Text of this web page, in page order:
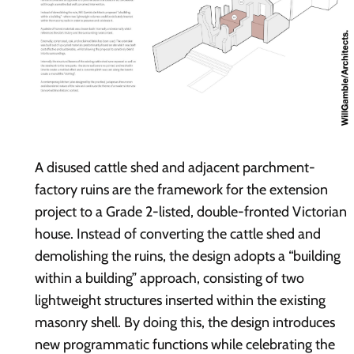
A disused cattle shed and adjacent parchment-
factory ruins are the framework for the extension
project to a Grade 2-listed, double-fronted Victorian
house. Instead of converting the cattle shed and
demolishing the ruins, the design adopts a “building
within a building” approach, consisting of two
lightweight structures inserted within the existing
masonry shell. By doing this, the design introduces
new programmatic functions while celebrating the